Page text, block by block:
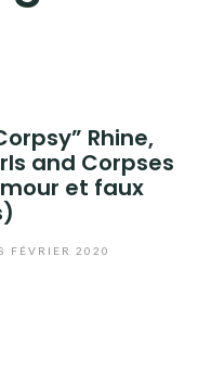
Rhine,
and Corpses
et faux
FÉVRIER 2020